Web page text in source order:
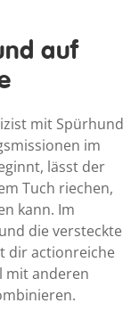
auf
mit Spürhund
im
lässt der
Tuch riechen,
kann. Im
die versteckte
dir actionreiche
mit anderen